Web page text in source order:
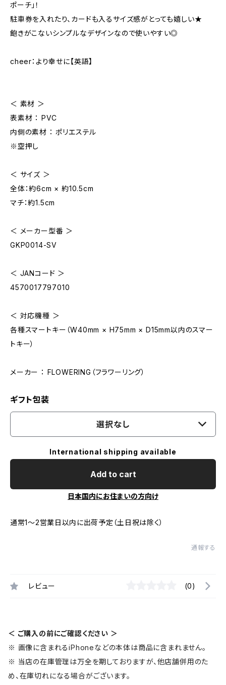
ポーチ」！
駐車券を入れたり、カードも入るサイズ感がとっても嬉しい★
飽きがこないシンプルなデザインなので使いやすい◎
cheer：より幸せに【英語】
＜ 素材 ＞
表素材 ： PVC
内側の素材 ： ポリエステル
※空押し
＜ サイズ ＞
全体：約6cm × 約10.5cm
マチ：約1.5cm
＜ メーカー型番 ＞
GKP0014-SV
＜ JANコード ＞
4570017797010
＜ 対応機種 ＞
各種スマートキー（W40mm × H75mm × D15mm以内のスマー
トキー）
メーカー ： FLOWERING（フラワーリング）
ギフト包装
選択なし
International shipping available
Add to cart
日本国内にお住まいの方向け
通常1～2営業日以内に出荷予定（土日祝は除く）
通報する
レビュー (0)
＜ ご購入の前にご確認ください ＞
※ 画像に含まれるiPhoneなどの本体は商品に含まれません。
※ 当店の在庫管理は万全を期しておりますが、他店舗併用のた
め、在庫切れになる場合がございます。